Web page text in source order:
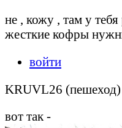
не , кожу , там у
жесткие кофры
войти
KRUVL26
вот так -